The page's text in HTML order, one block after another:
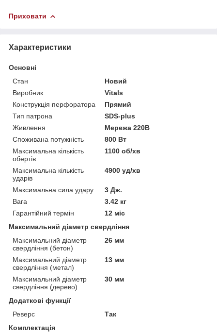
Приховати
Характеристики
Основні
Стан
Новий
Виробник
Vitals
Конструкція перфоратора
Прямий
Тип патрона
SDS-plus
Живлення
Мережа 220В
Споживана потужність
800 Вт
Максимальна кількість
обертів
1100 об/хв
Максимальна кількість
ударів
4900 уд/хв
Максимальна сила удару
3 Дж.
Вага
3.42 кг
Гарантійний термін
12 міс
Максимальний діаметр свердління
Максимальний діаметр
свердління (бетон)
26 мм
Максимальний діаметр
свердління (метал)
13 мм
Максимальний діаметр
свердління (дерево)
30 мм
Додаткові функції
Реверс
Так
Комплектація